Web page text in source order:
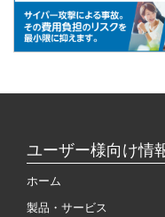
ユーザー様向け情
ホーム
製品・サービス